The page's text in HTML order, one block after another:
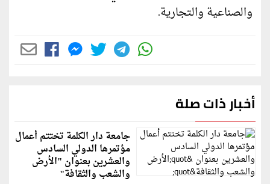
والصناعية والتجارية.
أخبار ذات صلة
جامعة دار الكلمة تختتم أعمال
مؤتمرها الدولي السادس
والعشرين بعنوان "الأرض
والشعب والثقافة"